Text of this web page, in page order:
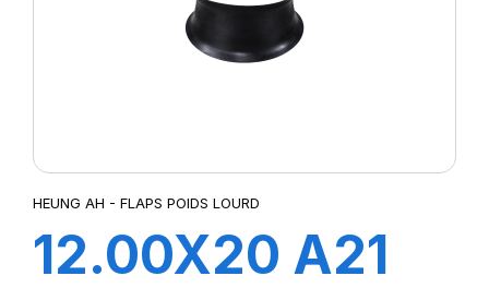
HEUNG AH - FLAPS POIDS LOURD
12.00X20 A21